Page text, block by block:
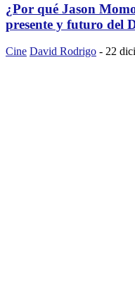
¿Por qué Jason
presente y futuro del
Cine David Rodrigo - 22